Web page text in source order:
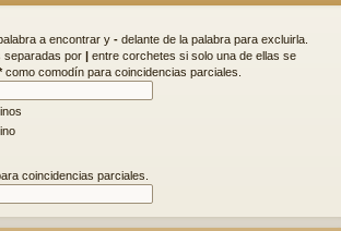
a encontrar y - delante de la palabra para excluirla.
separadas por | entre corchetes si solo una de ellas se
como comodín para coincidencias parciales.
coincidencias parciales.